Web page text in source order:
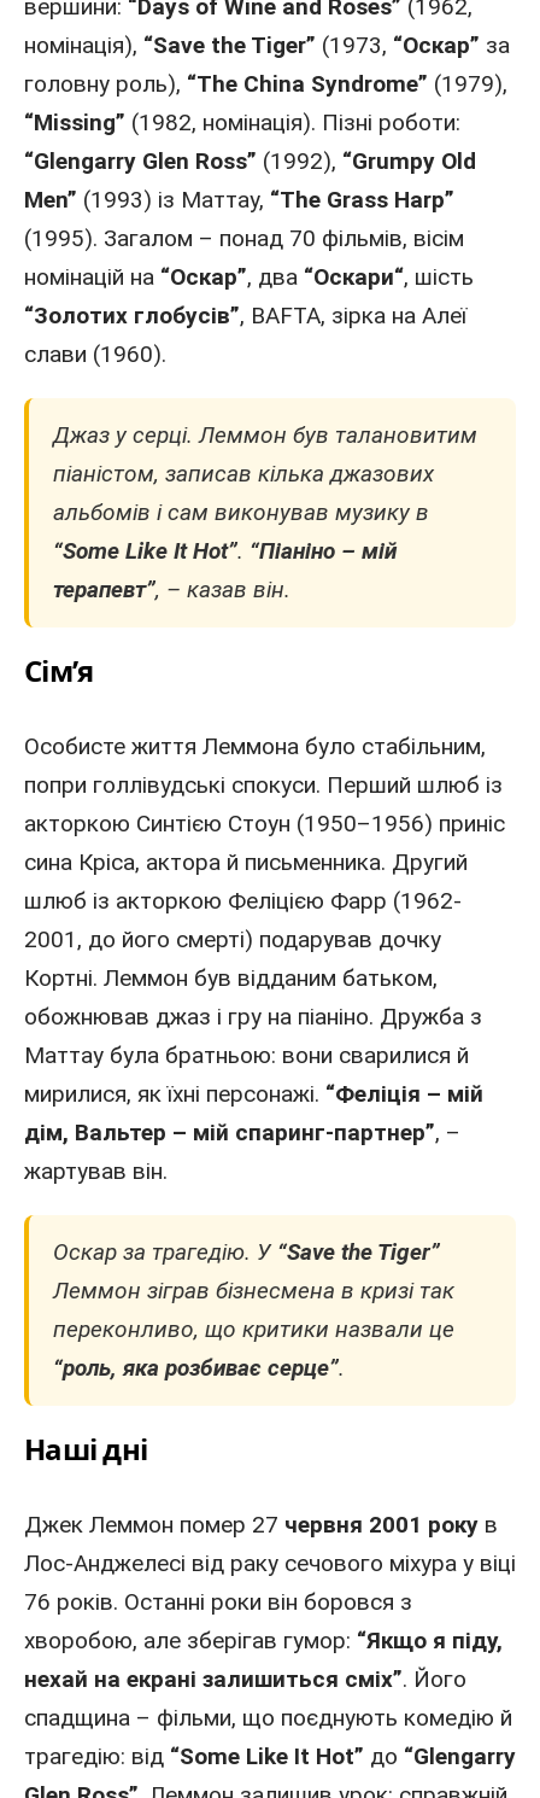
вершини: “Days of Wine and Roses” (1962,
номінація), “Save the Tiger” (1973, “Оскар” за
головну роль), “The China Syndrome” (1979),
“Missing” (1982, номінація). Пізні роботи:
“Glengarry Glen Ross” (1992), “Grumpy Old
Men” (1993) із Маттау, “The Grass Harp”
(1995). Загалом – понад 70 фільмів, вісім
номінацій на “Оскар”, два “Оскари“, шість
“Золотих глобусів”, BAFTA, зірка на Алеї
слави (1960).
Джаз у серці. Леммон був талановитим
піаністом, записав кілька джазових
альбомів і сам виконував музику в
“Some Like It Hot”. “Піаніно – мій
терапевт”, – казав він.
Сім’я
Особисте життя Леммона було стабільним,
попри голлівудські спокуси. Перший шлюб із
акторкою Синтією Стоун (1950–1956) приніс
сина Кріса, актора й письменника. Другий
шлюб із акторкою Феліцією Фарр (1962-
2001 , до його смерті) подарував дочку
Кортні. Леммон був відданим батьком,
обожнював джаз і гру на піаніно. Дружба з
Маттау була братньою: вони сварилися й
мирилися, як їхні персонажі. “Феліція – мій
дім, Вальтер – мій спаринг-партнер”, –
жартував він.
Оскар за трагедію. У “Save the Tiger”
Леммон зіграв бізнесмена в кризі так
переконливо, що критики назвали це
“роль, яка розбиває серце”.
Наші дні
Джек Леммон помер 27 червня 2001 року в
Лос-Анджелесі від раку сечового міхура у віці
76 років. Останні роки він боровся з
хворобою, але зберігав гумор: “Якщо я піду,
нехай на екрані залишиться сміх”. Його
спадщина – фільми, що поєднують комедію й
трагедію: від “Some Like It Hot” до “Glengarry